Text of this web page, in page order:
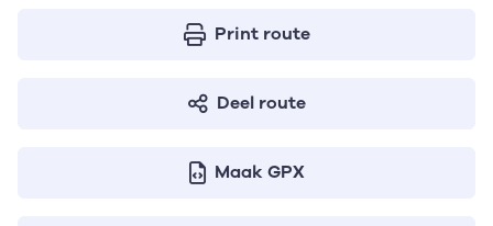
Print route
Deel route
Maak GPX